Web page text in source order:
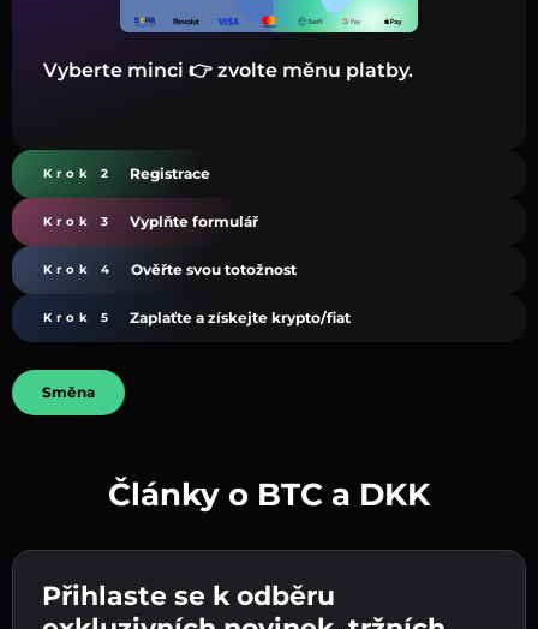
Vyberte minci 👉 zvolte měnu platby.
Krok 2 Registrace
Krok 3 Vyplňte formulář
Zadejte adresu své kryptopeněženky 👉
pokračujte k dalšímu kroku.
Krok 4 Ověřte svou totožnost
Krok 5 Zaplaťte a získejte krypto/fiat
Odešlete vklad 👉 obdržíte kryptoměnu nebo
Směna
Články o BTC a DKK
Přihlaste se k odběru